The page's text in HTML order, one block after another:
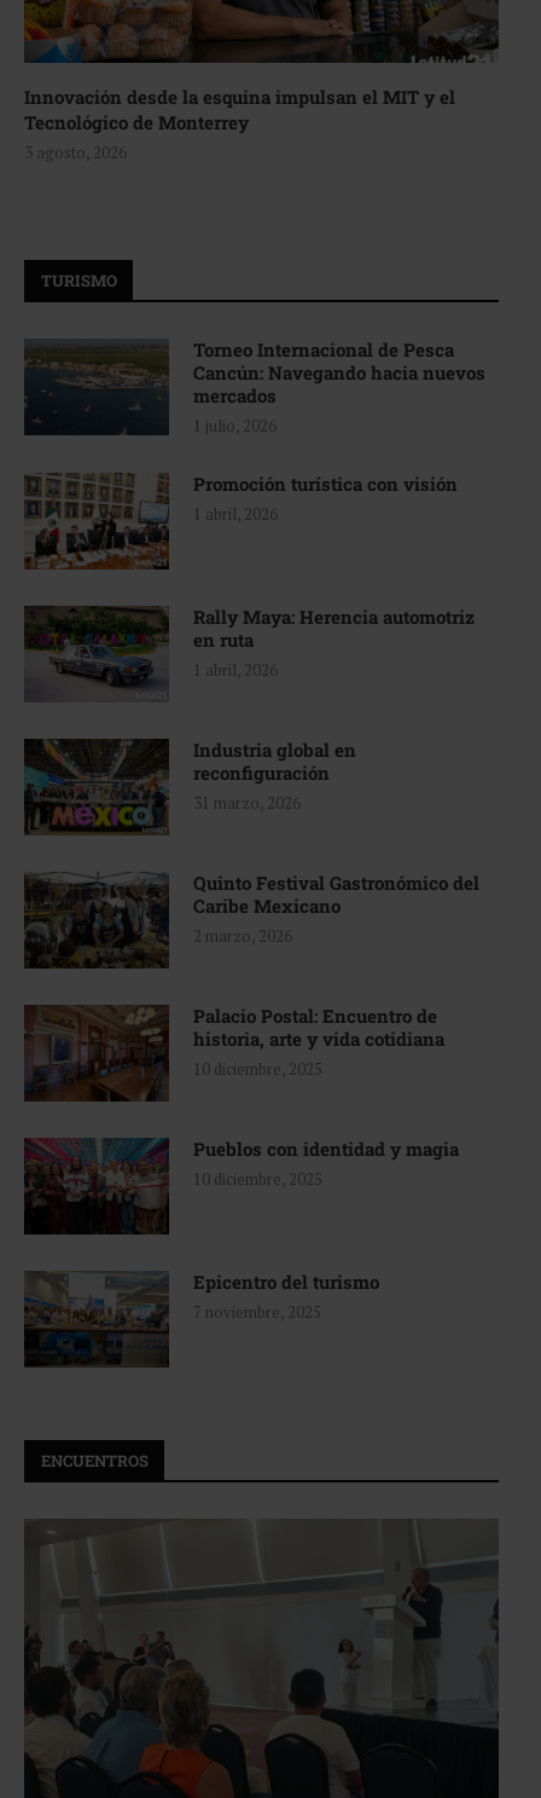
Innovación desde la esquina impulsan el MIT y el
Tecnológico de Monterrey
3 agosto, 2026
TURISMO
Torneo Internacional de Pesca
Cancún: Navegando hacia nuevos
mercados
1 julio, 2026
Promoción turística con visión
1 abril, 2026
Rally Maya: Herencia automotriz
en ruta
1 abril, 2026
Industria global en
reconfiguración
31 marzo, 2026
Quinto Festival Gastronómico del
Caribe Mexicano
2 marzo, 2026
Palacio Postal: Encuentro de
historia, arte y vida cotidiana
10 diciembre, 2025
Pueblos con identidad y magia
10 diciembre, 2025
Epicentro del turismo
7 noviembre, 2025
ENCUENTROS